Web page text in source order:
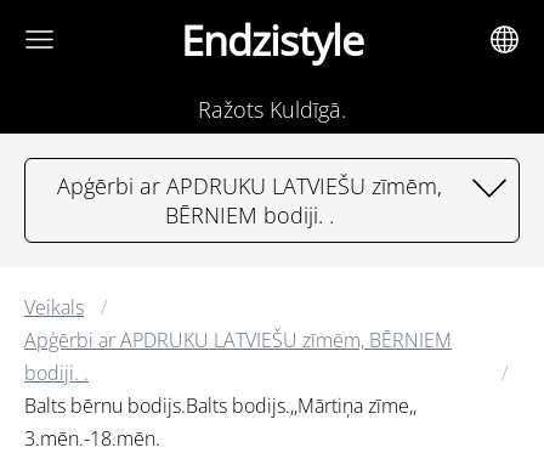
Endzistyle
Ražots Kuldīgā.
Apģērbi ar APDRUKU LATVIEŠU zīmēm,
BĒRNIEM bodiji. .
Veikals
Apģērbi ar APDRUKU LATVIEŠU zīmēm, BĒRNIEM
bodiji. .
Balts bērnu bodijs.Balts bodijs.,,Mārtiņa zīme,,
3.mēn.-18.mēn.